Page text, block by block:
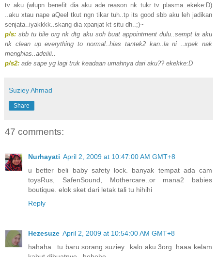
tv aku (wlupn benefit dia aku ade reason nk tukr tv plasma..ekeke:D)
..aku xtau nape aQeel tkut ngn tikar tuh..tp its good sbb aku leh jadikan
senjata..iyakkkk..skang dia xpanjat kt situ dh..;)~
p/s: sbb tu bile org nk dtg aku soh buat appointment dulu..sempt la aku
nk clean up everything to normal..hias tantek2 kan..la ni ..xpek nak
menghias..adeiiii..
p/s2: ade sape yg lagi truk keadaan umahnya dari aku?? ekekke:D
Suziey Ahmad
Share
47 comments:
Nurhayati April 2, 2009 at 10:47:00 AM GMT+8
u better beli baby safety lock. banyak tempat ada cam
toysRus, SafenSound, Mothercare..or mana2 babies
boutique. elok sket dari letak tali tu hihihi
Reply
Hezesuze April 2, 2009 at 10:54:00 AM GMT+8
hahaha...tu baru sorang suziey...kalo aku 3org..haaa kelam